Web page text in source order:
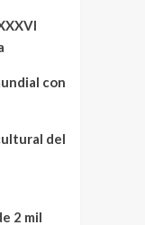
con
del
2 mil